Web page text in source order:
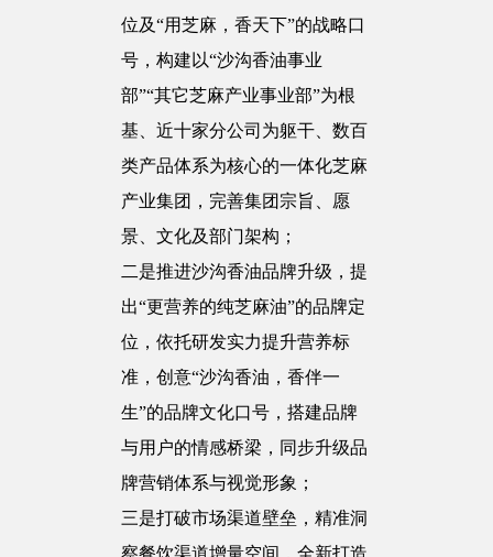
位及“用芝麻，香天下”的战略口
号，构建以“沙沟香油事业
部”“其它芝麻产业事业部”为根
基、近十家分公司为躯干、数百
类产品体系为核心的一体化芝麻
产业集团，完善集团宗旨、愿
景、文化及部门架构；
二是推进沙沟香油品牌升级，提
出“更营养的纯芝麻油”的品牌定
位，依托研发实力提升营养标
准，创意“沙沟香油，香伴一
生”的品牌文化口号，搭建品牌
与用户的情感桥梁，同步升级品
牌营销体系与视觉形象；
三是打破市场渠道壁垒，精准洞